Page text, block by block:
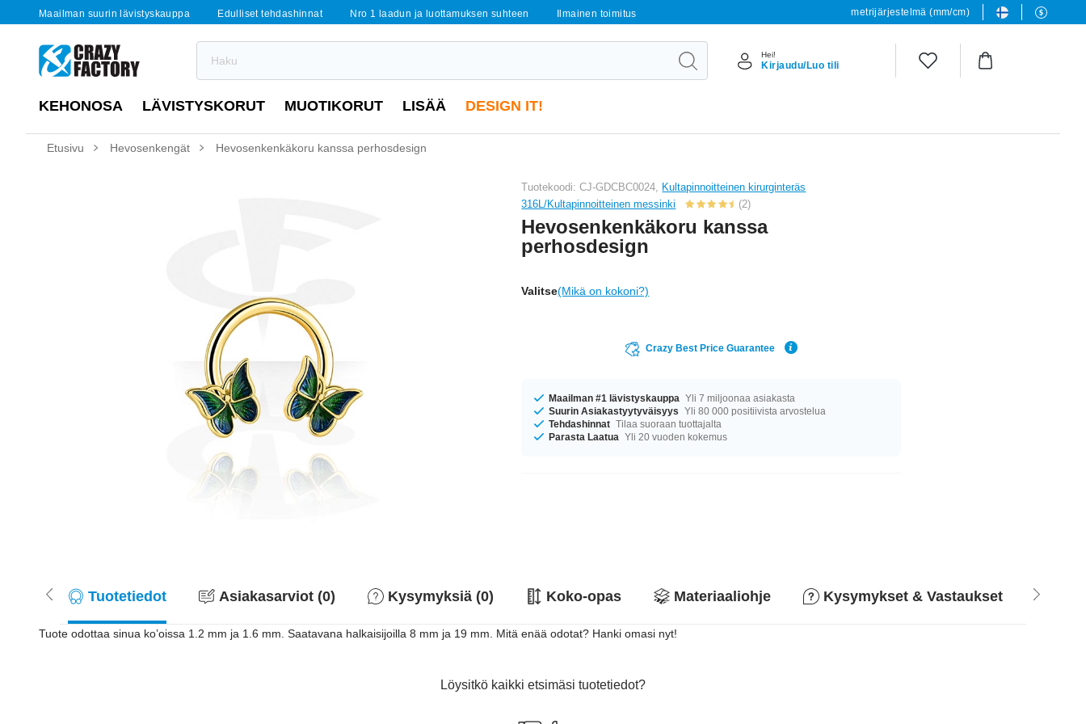
Maailman suurin lävistyskauppa Edulliset tehdashinnat Nro 1 laadun ja luottamuksen suhteen Ilmainen toimitus metrijärjestelmä (mm/cm)
Hei!
Kirjaudu/Luo tili
KEHONOSA LÄVISTYSKORUT MUOTIKORUT LISÄÄ DESIGN IT!
Etusivu Hevosenkengät Hevosenkenkäkoru kanssa perhosdesign
Tuotekoodi: CJ-GDCBC0024, Kultapinnoitteinen kirurginteräs
316L/Kultapinnoitteinen messinki
(2)
Hevosenkenkäkoru kanssa
perhosdesign
Valitse(Mikä on kokoni?)
Crazy Best Price Guarantee
Maailman #1 lävistyskauppa Yli 7 miljoonaa asiakasta
Suurin Asiakastyytyväisyys Yli 80 000 positiivista arvostelua
Tehdashinnat Tilaa suoraan tuottajalta
Parasta Laatua Yli 20 vuoden kokemus
Tuotetiedot Asiakasarviot (0) Kysymyksiä (0) Koko-opas Materiaaliohje Kysymykset & Vastaukset
Tuote odottaa sinua ko’oissa 1.2 mm ja 1.6 mm. Saatavana halkaisijoilla 8 mm ja 19 mm. Mitä enää odotat? Hanki omasi nyt!
Löysitkö kaikki etsimäsi tuotetiedot?